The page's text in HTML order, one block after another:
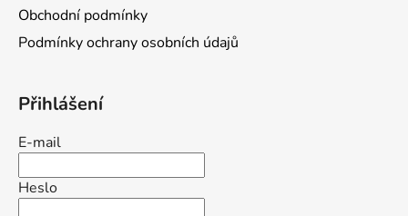
Obchodní podmínky
Podmínky ochrany osobních údajů
Přihlášení
E-mail
Heslo